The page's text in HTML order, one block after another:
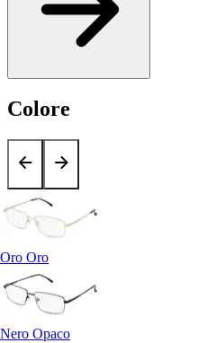
Colore
Oro Oro
Nero Opaco